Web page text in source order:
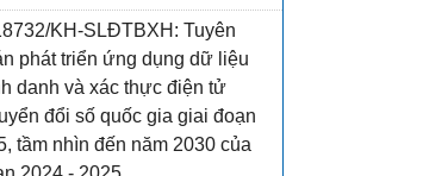
KH-SLĐTBXH: Tuyên
phát triển ứng dụng dữ liệu
danh và xác thực điện tử
đổi số quốc gia giai đoạn
tầm nhìn đến năm 2030 của